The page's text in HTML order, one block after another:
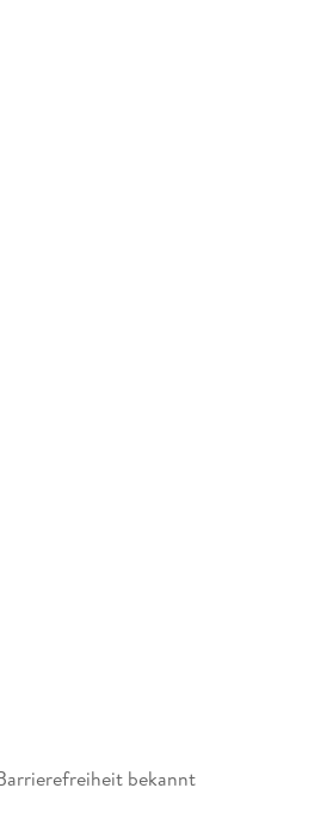
bekannt